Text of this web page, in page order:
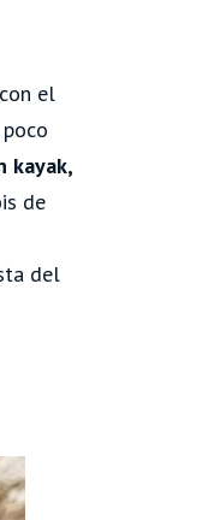
el
kayak,
de
del